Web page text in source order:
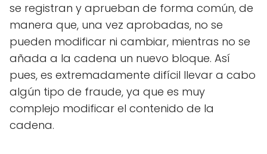
se registran y aprueban de forma común, de
manera que, una vez aprobadas, no se
pueden modificar ni cambiar, mientras no se
añada a la cadena un nuevo bloque. Así
pues, es extremadamente difícil llevar a cabo
algún tipo de fraude, ya que es muy
complejo modificar el contenido de la
cadena.